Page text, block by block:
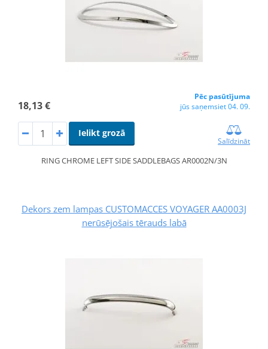
18,13 €
Pēc pasūtījuma
jūs saņemsiet 04. 09.
Ielikt grozā
Salīdzināt
RING CHROME LEFT SIDE SADDLEBAGS AR0002N/3N
Dekors zem lampas CUSTOMACCES VOYAGER AA0003J
nerūsējošais tērauds labā